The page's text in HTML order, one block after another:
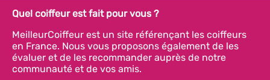
Quel coiffeur est fait pour vous ?
MeilleurCoiffeur est un site référençant les coiffeurs
en France. Nous vous proposons également de les
évaluer et de les recommander auprès de notre
communauté et de vos amis.